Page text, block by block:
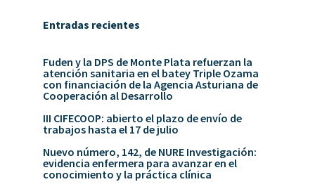
Entradas recientes
Fuden y la DPS de Monte Plata refuerzan la
atención sanitaria en el batey Triple Ozama
con financiación de la Agencia Asturiana de
Cooperación al Desarrollo
III CIFECOOP: abierto el plazo de envío de
trabajos hasta el 17 de julio
Nuevo número, 142, de NURE Investigación:
evidencia enfermera para avanzar en el
conocimiento y la práctica clínica